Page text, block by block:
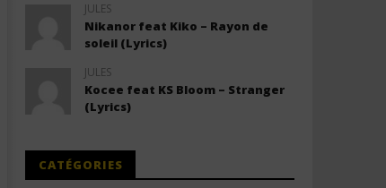
JULES
Nikanor feat Kiko – Rayon de
soleil (Lyrics)
JULES
Kocee feat KS Bloom – Stranger
(Lyrics)
CATÉGORIES